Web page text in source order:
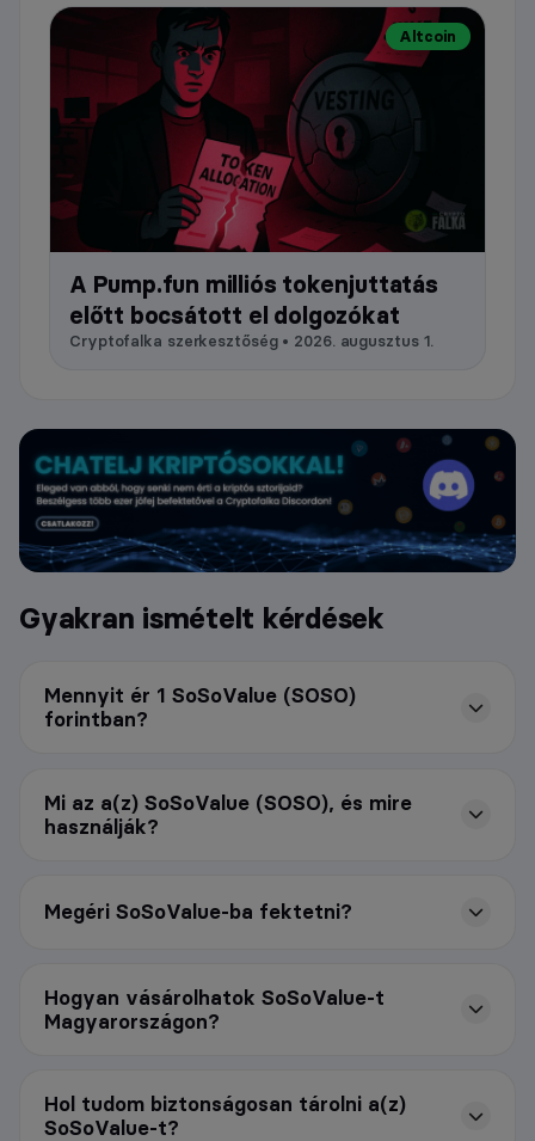
Altcoin
A Pump.fun milliós tokenjuttatás
előtt bocsátott el dolgozókat
Cryptofalka szerkesztőség • 2026. augusztus 1.
Gyakran ismételt kérdések
Mennyit ér 1 SoSoValue (SOSO)
forintban?
Mi az a(z) SoSoValue (SOSO), és mire
használják?
Megéri SoSoValue-ba fektetni?
Hogyan vásárolhatok SoSoValue-t
Magyarországon?
Hol tudom biztonságosan tárolni a(z)
SoSoValue-t?